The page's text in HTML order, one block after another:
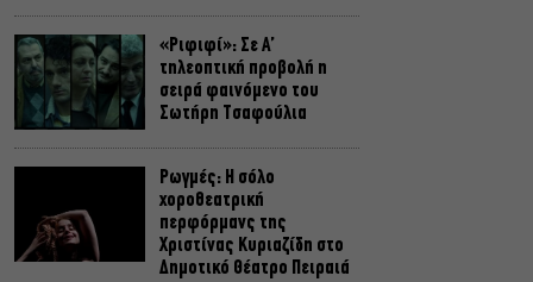
«Ριφιφί»: Σε Α’
τηλεοπτική προβολή η
σειρά φαινόμενο του
Σωτήρη Τσαφούλια
Ρωγμές: Η σόλο
χοροθεατρική
περφόρμανς της
Χριστίνας Κυριαζίδη στο
Δημοτικό Θέατρο Πειραιά